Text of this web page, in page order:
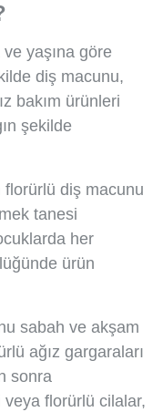
ve yaşına göre
diş macunu,
bakım ürünleri
şekilde
florürlü diş macunu
tanesi
her
ürün
sabah ve akşam
ağız gargaraları
sonra
florürlü cilalar,